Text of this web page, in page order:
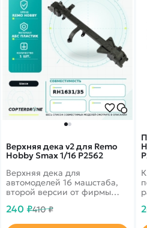
Верхняя дека v2 для Remo
Hobby Smax 1/16 P2562
Верхняя дека для
автомоделей 16 машстаба,
второй версии от фирмы
240 ₽410 ₽